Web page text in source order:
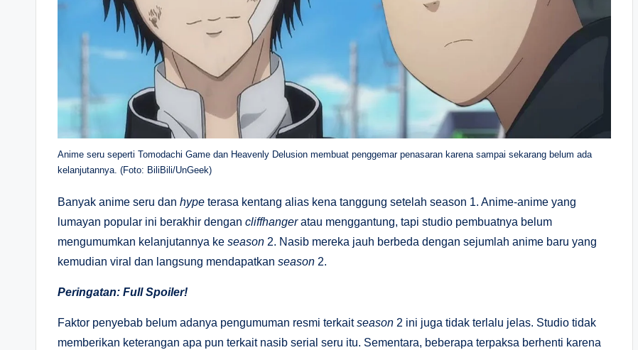
Anime seru seperti Tomodachi Game dan Heavenly Delusion membuat penggemar penasaran karena sampai sekarang belum ada
kelanjutannya. (Foto: BiliBili/UnGeek)
Banyak anime seru dan hype terasa kentang alias kena tanggung setelah season 1. Anime-anime yang
lumayan popular ini berakhir dengan cliffhangeratau menggantung, tapi studio pembuatnya belum
mengumumkan kelanjutannya ke season 2. Nasib mereka jauh berbeda dengan sejumlah anime baru yang
kemudian viral dan langsung mendapatkan season 2.
Peringatan: Full Spoiler!
Faktor penyebab belum adanya pengumuman resmi terkaitseason 2 ini juga tidak terlalu jelas. Studio tidak
memberikan keterangan apa pun terkait nasib serial seru itu. Sementara, beberapa terpaksa berhenti karena